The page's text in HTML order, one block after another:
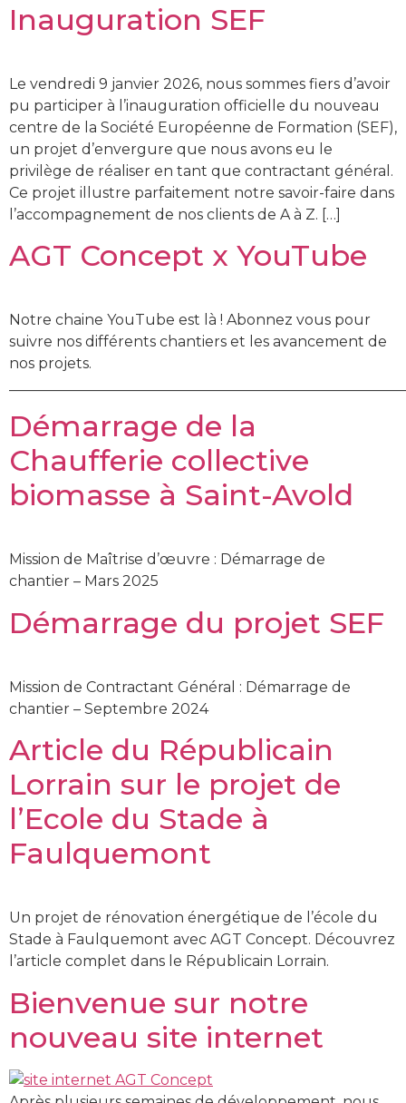
Inauguration SEF
​Le vendredi 9 janvier 2026, nous sommes fiers d’avoir
pu participer à l’inauguration officielle du nouveau
centre de la Société Européenne de Formation (SEF),
un projet d’envergure que nous avons eu le
privilège de réaliser en tant que contractant général. ​
Ce projet illustre parfaitement notre savoir-faire dans
l’accompagnement de nos clients de A à Z. […]
AGT Concept x YouTube
Notre chaine YouTube est là ! Abonnez vous pour
suivre nos différents chantiers et les avancement de
nos projets.
Démarrage de la
Chaufferie collective
biomasse à Saint-Avold
Mission de Maîtrise d’œuvre : Démarrage de
chantier – Mars 2025
Démarrage du projet SEF
Mission de Contractant Général : Démarrage de
chantier – Septembre 2024
Article du Républicain
Lorrain sur le projet de
l’Ecole du Stade à
Faulquemont
Un projet de rénovation énergétique de l’école du
Stade à Faulquemont avec AGT Concept. Découvrez
l’article complet dans le Républicain Lorrain.
Bienvenue sur notre
nouveau site internet